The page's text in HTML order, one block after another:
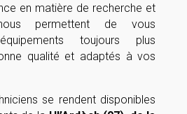
en matière de recherche et
permettent de vous
toujours plus
qualité et adaptés à vos
se rendent disponibles